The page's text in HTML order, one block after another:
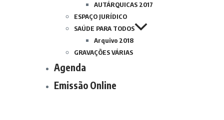
AUTÁRQUICAS 2017
ESPAÇO JURÍDICO
SAÚDE PARA TODOS
Arquivo 2018
GRAVAÇÕES VÁRIAS
Agenda
Emissão Online